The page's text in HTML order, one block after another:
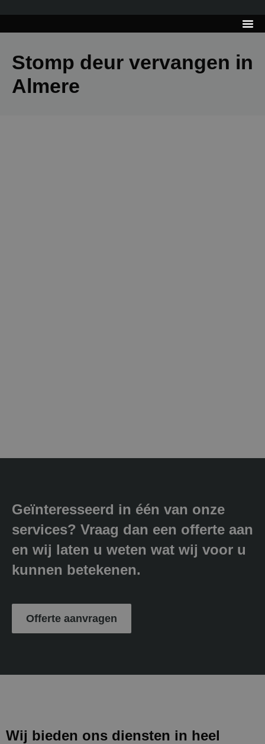
Stomp deur vervangen in
Almere
Geïnteresseerd in één van onze
services? Vraag dan een offerte aan
en wij laten u weten wat wij voor u
kunnen betekenen.
Offerte aanvragen
Wij bieden ons diensten in heel